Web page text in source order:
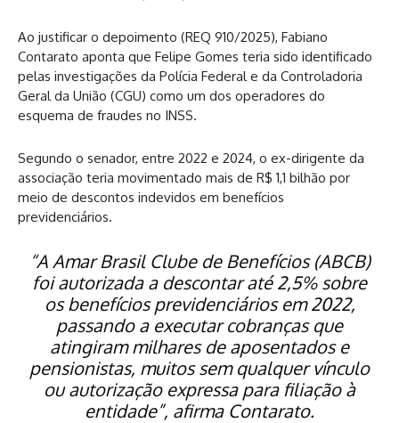
Ao justificar o depoimento (REQ 910/2025), Fabiano
Contarato aponta que Felipe Gomes teria sido identificado
pelas investigações da Polícia Federal e da Controladoria
Geral da União (CGU) como um dos operadores do
esquema de fraudes no INSS.
Segundo o senador, entre 2022 e 2024, o ex-dirigente da
associação teria movimentado mais de R$ 1,1 bilhão por
meio de descontos indevidos em benefícios
previdenciários.
“A Amar Brasil Clube de Benefícios (ABCB)
foi autorizada a descontar até 2,5% sobre
os benefícios previdenciários em 2022,
passando a executar cobranças que
atingiram milhares de aposentados e
pensionistas, muitos sem qualquer vínculo
ou autorização expressa para filiação à
entidade”, afirma Contarato.